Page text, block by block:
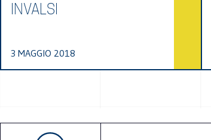
INVALSI
3 MAGGIO 2018